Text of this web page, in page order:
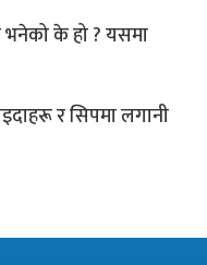
भनेको के हो ? यसमा
र सिपमा लगानी